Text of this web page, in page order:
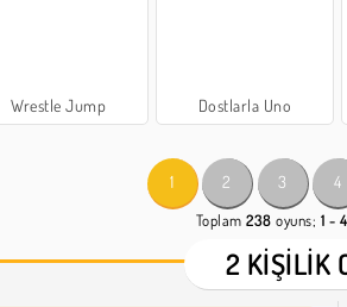
Wrestle Jump Dostlarla Uno
1 2 3 4
Toplam238 oyuns; 1 -
2 KIŞILIK